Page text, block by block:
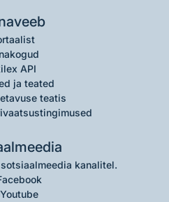
API
ja teated
teatis
kanalitel.
Youtube